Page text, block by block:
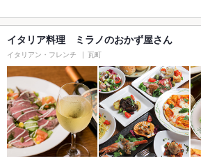
イタリア料理 ミラノのおかず屋さん
イタリアン・フレンチ 瓦町